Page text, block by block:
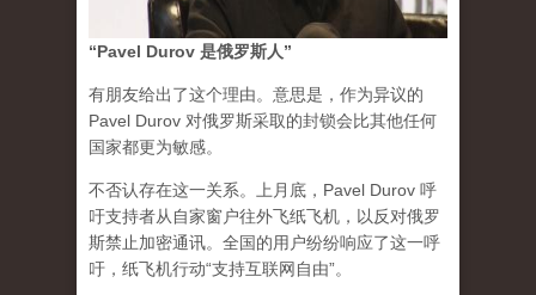
“Pavel Durov 是俄罗斯人”
有朋友给出了这个理由。意思是，作为异议的
Pavel Durov 对俄罗斯采取的封锁会比其他任何
国家都更为敏感。
不否认存在这一关系。上月底，Pavel Durov 呼
吁支持者从自家窗户往外飞纸飞机，以反对俄罗
斯禁止加密通讯。全国的用户纷纷响应了这一呼
吁，纸飞机行动“支持互联网自由”。